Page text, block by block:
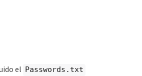
el Passwords.txt